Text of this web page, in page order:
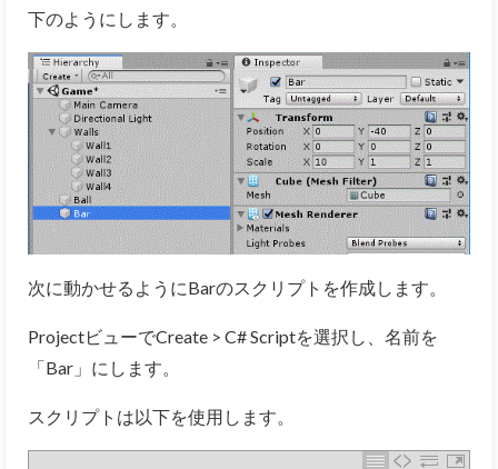
下のようにします。
次に動かせるようにBarのスクリプトを作成します。
ProjectビューでCreate > C# Scriptを選択し、名前を
「Bar」にします。
スクリプトは以下を使用します。